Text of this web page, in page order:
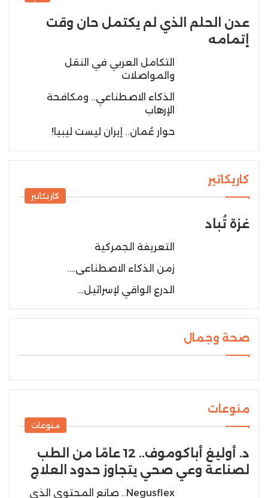
عدن الحلم الذي لم يكتمل حان وقت
إتمامه
التكامل العربي في النقل
والمواصلات
الذكاء الاصطناعي.. ومكافحة
الإرهاب
حوار عُمان.. إيران ليست ليبيا!
كاريكاتير
كاريكاتير
غزة تُباد
التعريفة الجمركية
زمن الذكاء الاصطناعى….
الدرع الواقي لإسرائيل…
صحة وجمال
منوعات
منوعات
د. أوليغ أباكوموف.. 12 عامًا من الطب
لصناعة وعي صحي يتجاوز حدود العلاج
Negusflex.. صانع المحتوى الذي